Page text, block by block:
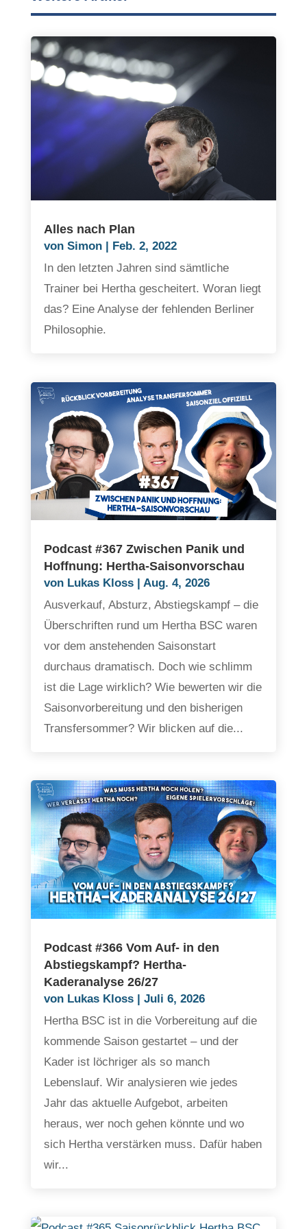
Alles nach Plan
von Simon|
Feb. 2, 2022
In den letzten Jahren sind sämtliche
Trainer bei Hertha gescheitert. Woran liegt
das? Eine Analyse der fehlenden Berliner
Philosophie.
Podcast #367 Zwischen Panik und
Hoffnung: Hertha-Saisonvorschau
von Lukas Kloss| Aug. 4, 2026
Ausverkauf, Absturz, Abstiegskampf – die
Überschriften rund um Hertha BSC waren
vor dem anstehenden Saisonstart
durchaus dramatisch. Doch wie schlimm
ist die Lage wirklich? Wie bewerten wir die
Saisonvorbereitung und den bisherigen
Transfersommer? Wir blicken auf die...
Podcast #366 Vom Auf- in den
Abstiegskampf? Hertha-
Kaderanalyse 26/27
von Lukas Kloss| Juli 6, 2026
Hertha BSC ist in die Vorbereitung auf die
kommende Saison gestartet – und der
Kader ist löchriger als so manch
Lebenslauf. Wir analysieren wie jedes
Jahr das aktuelle Aufgebot, arbeiten
heraus, wer noch gehen könnte und wo
sich Hertha verstärken muss. Dafür haben
wir...